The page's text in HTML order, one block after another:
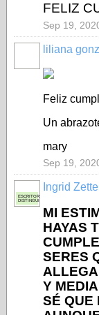
FELIZ
Sep 19,
liliana
Feliz
Un
mary
Sep 19,
ESCRITORA
DISTINGUIDA
Ingrid
MI
HAYAS
SERES
Y
SÉ QUE